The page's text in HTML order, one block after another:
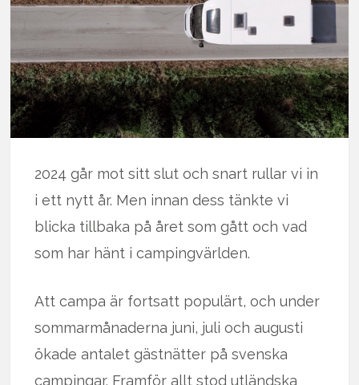
2024 går mot sitt slut och snart rullar vi in
i ett nytt år. Men innan dess tänkte vi
blicka tillbaka på året som gått och vad
som har hänt i campingvärlden.
Att campa är fortsatt populärt, och under
sommarmånaderna juni, juli och augusti
ökade antalet gästnätter på svenska
campingar. Framför allt stod utländska